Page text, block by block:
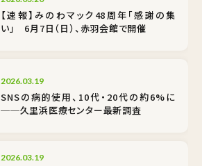
【速報】みのわマック48周年「感謝の集
い」 6月7日（日）、赤羽会館で開催
2026.03.19
SNSの病的使用、10代・20代の約6%に
──久里浜医療センター最新調査
2026.03.19